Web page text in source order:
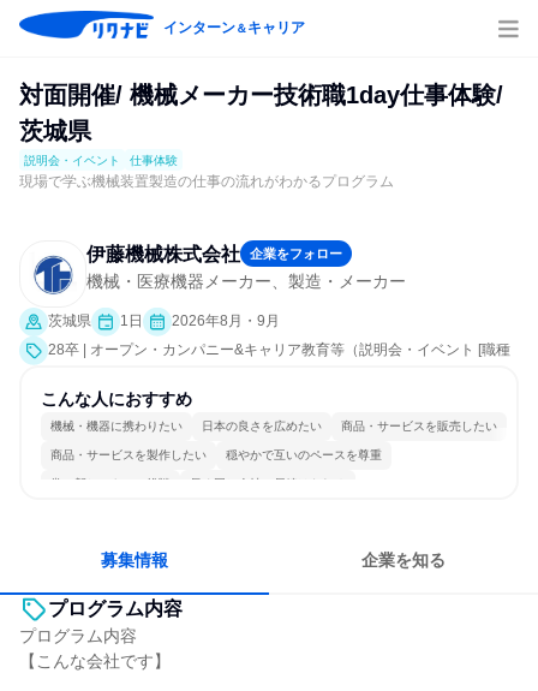
インターン＆キャリア
対面開催/ 機械メーカー技術職1day仕事体験/
茨城県
説明会・イベント 仕事体験
現場で学ぶ機械装置製造の仕事の流れがわかるプログラム
伊藤機械株式会社 企業をフォロー
機械・医療機器メーカー、製造・メーカー
茨城県 1日
2026年8月・9月
28卒 | オープン・カンパニー&キャリア教育等（説明会・イベント [職種
究]、仕事体験）
こんな人におすすめ
機械・機器に携わりたい 日本の良さを広めたい 商品・サービスを販売したい
商品・サービスを製作したい 穏やかで互いのペースを尊重
常に新しいものに挑戦 長く同じ会社に居続けられる
募集情報 企業を知る
プログラム内容
プログラム内容
【こんな会社です】